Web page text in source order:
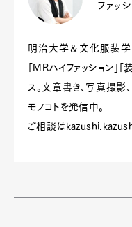
ファッ
明治大学＆文化服装学
「MRハイファッション」
ス。文章書き、写真撮影
モノコトを発信中。
ご相談は